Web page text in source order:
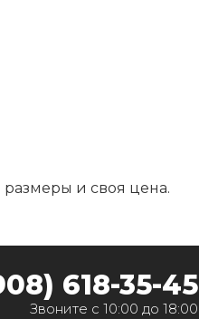
и своя цена.
618-35-45‬
Звоните с 10:00 до 18:00